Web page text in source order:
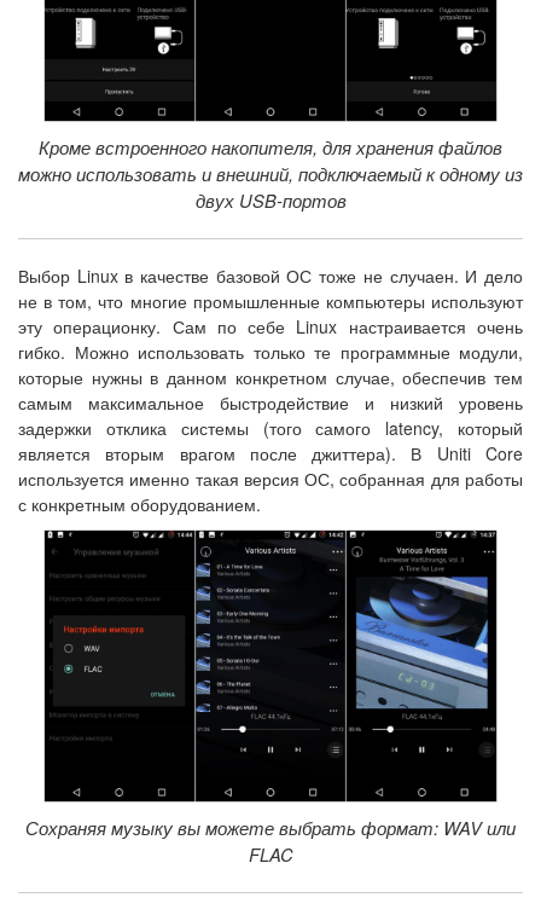
Кроме встроенного накопителя, для хранения файлов
можно использовать и внешний, подключаемый к одному из
двух USB-портов
Выбор Linux в качестве базовой ОС тоже не случаен. И дело
не в том, что многие промышленные компьютеры используют
эту операционку. Сам по себе Linux настраивается очень
гибко. Можно использовать только те программные модули,
которые нужны в данном конкретном случае, обеспечив тем
самым максимальное быстродействие и низкий уровень
задержки отклика системы (того самого latency, который
является вторым врагом после джиттера). В Uniti Core
используется именно такая версия ОС, собранная для работы
с конкретным оборудованием.
Сохраняя музыку вы можете выбрать формат: WAV или
FLAC